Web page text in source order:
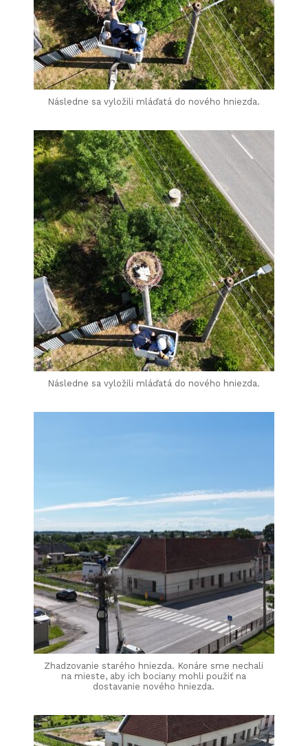
Následne sa vyložili mláďatá do nového hniezda.
Následne sa vyložili mláďatá do nového hniezda.
Zhadzovanie starého hniezda. Konáre sme nechali
na mieste, aby ich bociany mohli použiť na
dostavanie nového hniezda.